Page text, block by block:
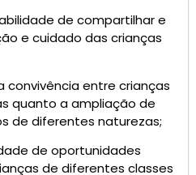
de compartilhar e
e cuidado das crianças
convivência entre crianças
quanto a ampliação de
de diferentes naturezas;
de oportunidades
de diferentes classes